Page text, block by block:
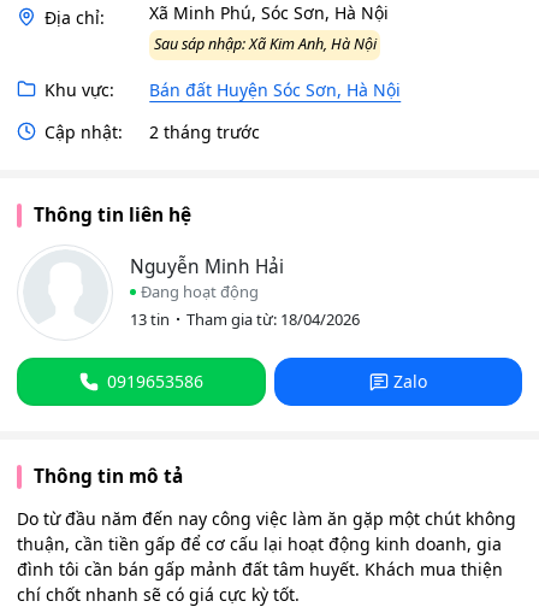
Địa chỉ: Xã Minh Phú, Sóc Sơn, Hà Nội
Sau sáp nhập: Xã Kim Anh, Hà Nội
Khu vực:
Bán đất Huyện Sóc Sơn, Hà Nội
Cập nhật:
2 tháng trước
Thông tin liên hệ
Nguyễn Minh Hải
Đang hoạt động
13 tin
Tham gia từ: 18/04/2026
0919653586 Zalo
Thông tin mô tả
Do từ đầu năm đến nay công việc làm ăn gặp một chút không
thuận, cần tiền gấp để cơ cấu lại hoạt động kinh doanh, gia
đình tôi cần bán gấp mảnh đất tâm huyết. Khách mua thiện
chí chốt nhanh sẽ có giá cực kỳ tốt.